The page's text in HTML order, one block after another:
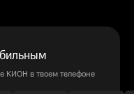
КИОН в твоем телефоне